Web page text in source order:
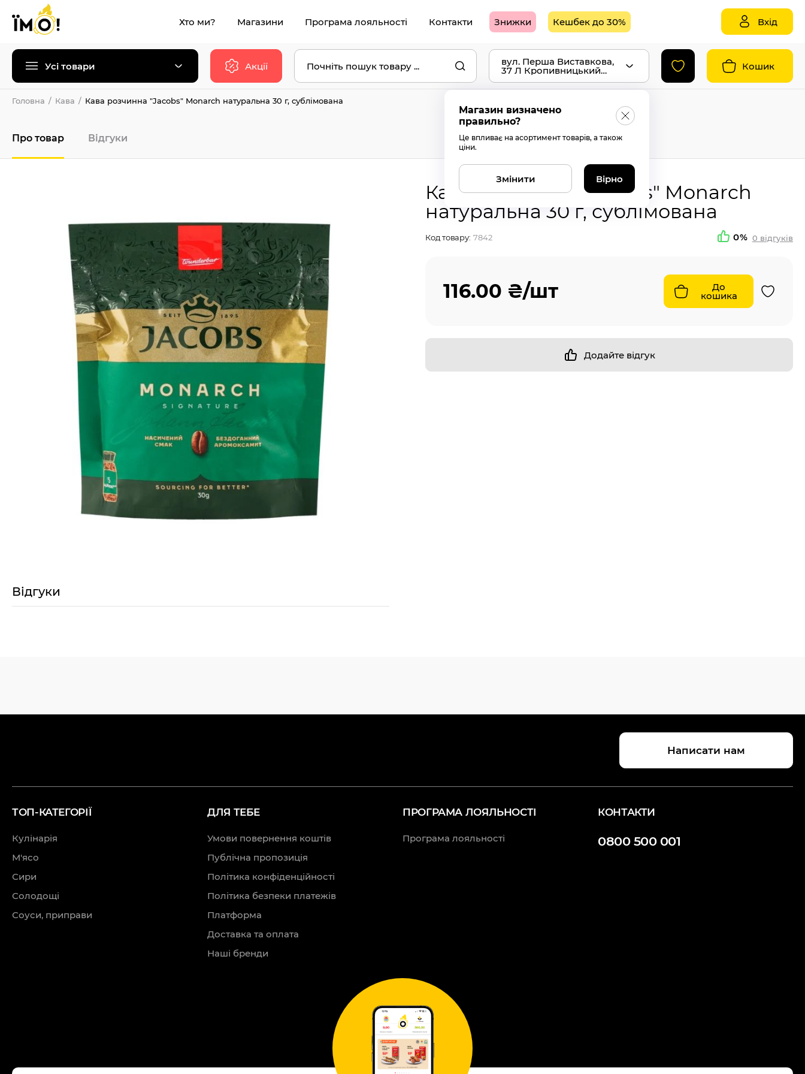
Хто ми? Магазини Програма лояльності Контакти Знижки Кешбек до 30% Вхід
вул. Перша Виставкова,
37 Л Кропивницький
Самовивезення
Магазин визначено
правильно?
Це впливає на асортимент товарів, а також
ціни.
Змінити Вірно
Усі товари Акції Кошик
Головна Кава Кава розчинна "Jacobs" Monarch натуральна 30 г, сублімована
Про товар Відгуки
Кава розчинна "Jacobs" Monarch
натуральна 30 г, сублімована
0% 0 відгуків
Код товару: 7842
До
кошика
116.00 ₴/шт
Додайте відгук
Відгуки
Написати нам
ТОП-КАТЕГОРІЇ
Кулінарія
М'ясо
Сири
Солодощі
Соуси, приправи
ДЛЯ ТЕБЕ
Умови повернення коштів
Публічна пропозиція
Політика конфіденційності
Політика безпеки платежів
Платформа
Доставка та оплата
Наші бренди
ПРОГРАМА ЛОЯЛЬНОСТІ
Програма лояльності
КОНТАКТИ
0800 500 001